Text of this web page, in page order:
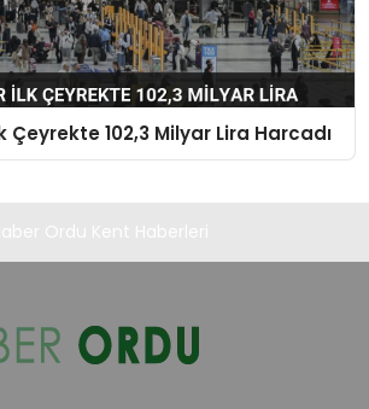
Çeyrekte 102,3 Milyar Lira Harcadı